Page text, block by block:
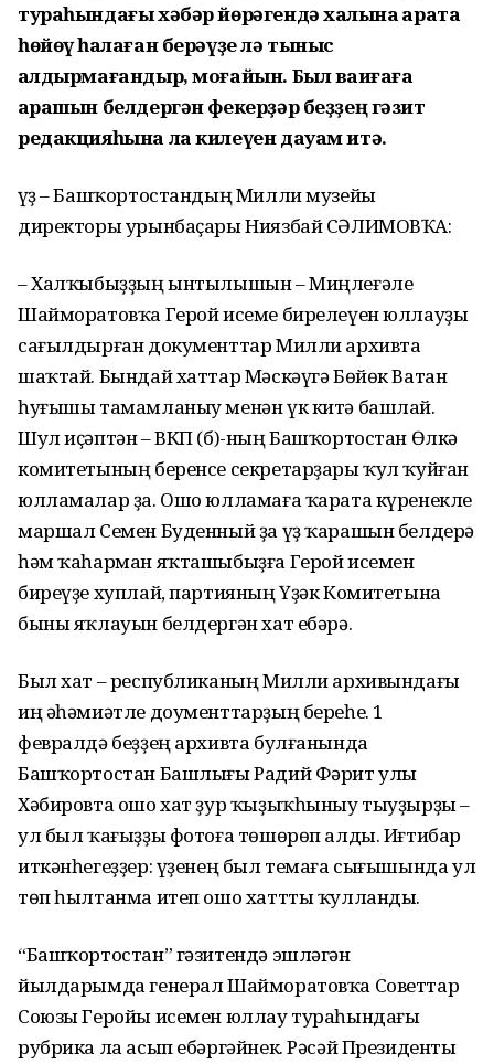
тураһындағы хәбәр йөрәгендә халҡына ҡарата
һөйөү һаҡлаған берәүҙе лә тыныс
ҡалдырмағандыр, моғайын. Был ваҡиғаға
ҡарашын белдергән фекерҙәр беҙҙең гәзит
редакцияһына ла килеүен дауам итә.
Һүҙ – Башҡортостандың Милли музейы
директоры урынбаҫары Ниязбай СӘЛИМОВҠА:
– Халҡыбыҙҙың ынтылышын – Миңлеғәле
Шайморатовҡа Герой исеме бирелеүен юллауҙы
сағылдырған документтар Милли архивта
шаҡтай. Бындай хаттар Мәскәүгә Бөйөк Ватан
һуғышы тамамланыу менән үк китә башлай.
Шул иҫәптән – ВКП (б)-ның Башҡортостан Өлкә
комитетының беренсе секретарҙары ҡул ҡуйған
юлламалар ҙа. Ошо юлламаға ҡарата күренекле
маршал Семен Буденный ҙа үҙ ҡарашын белдерә
һәм ҡаһарман яҡташыбыҙға Герой исемен
биреүҙе хуплай, партияның Үҙәк Комитетына
быны яҡлауын белдергән хат ебәрә.
Был хат – республиканың Милли архивындағы
иң әһәмиәтле доументтарҙың береһе. 1
февралдә беҙҙең архивта булғанында
Башҡортостан Башлығы Радий Фәрит улы
Хәбировта ошо хат ҙур ҡыҙыҡһыныу тыуҙырҙы –
ул был ҡағыҙҙы фотоға төшөрөп алды. Иғтибар
иткәнһегеҙҙер: үҙенең был темаға сығышында ул
төп һылтанма итеп ошо хаттты ҡулланды.
“Башҡортостан” гәзитендә эшләгән
йылдарымда генерал Шайморатовҡа Советтар
Союзы Геройы исемен юллау тураһындағы
рубрика ла асып ебәргәйнек. Рәсәй Президенты